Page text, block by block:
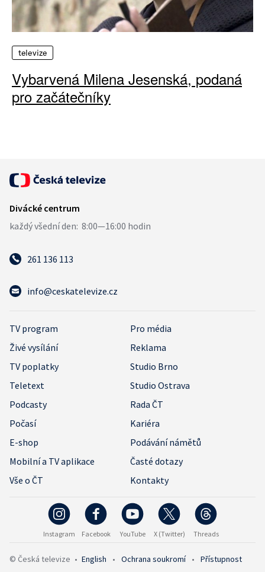
televize
Vybarvená Milena Jesenská, podaná
pro začátečníky
261 136 113
info@ceskatelevize.cz
TV program
Pro média
Živé vysílání
Reklama
TV poplatky
Studio Brno
Teletext
Studio Ostrava
Podcasty
Rada ČT
Počasí
Kariéra
E-shop
Podávání námětů
Mobilní a TV aplikace
Časté dotazy
Vše o ČT
Kontakty
Instagram Facebook YouTube X (Twitter) Threads
© Česká televize • English • Ochrana soukromí • Přístupnost